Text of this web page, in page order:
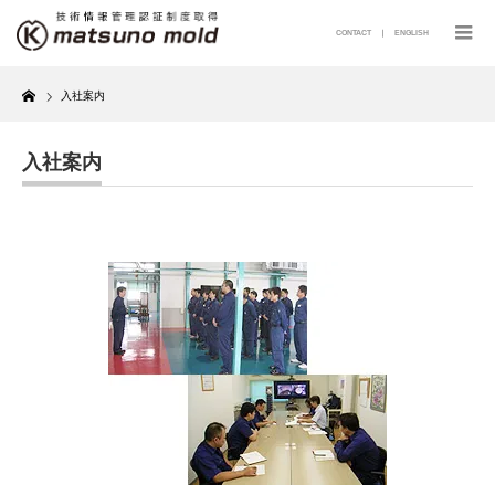
CONTACT ENGLISH
Home
入社案内
入社案内